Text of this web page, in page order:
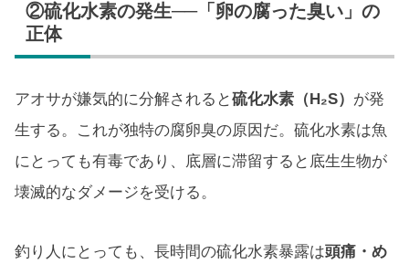
②硫化水素の発生──「卵の腐った臭い」の
正体
アオサが嫌気的に分解されると硫化水素（H₂S） が発
生する。これが独特の腐卵臭の原因だ。硫化水素は魚
にとっても有毒であり、底層に滞留すると底生生物が
壊滅的なダメージを受ける。
釣り人にとっても、長時間の硫化水素暴露は頭痛・め